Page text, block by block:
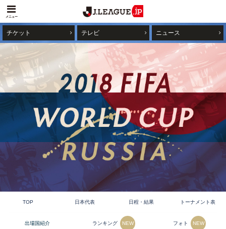
メニュー
チケット テレビ ニュース
TOP 日本代表 日程・結果 トーナメント表
出場国紹介 ランキング NEW フォト NEW